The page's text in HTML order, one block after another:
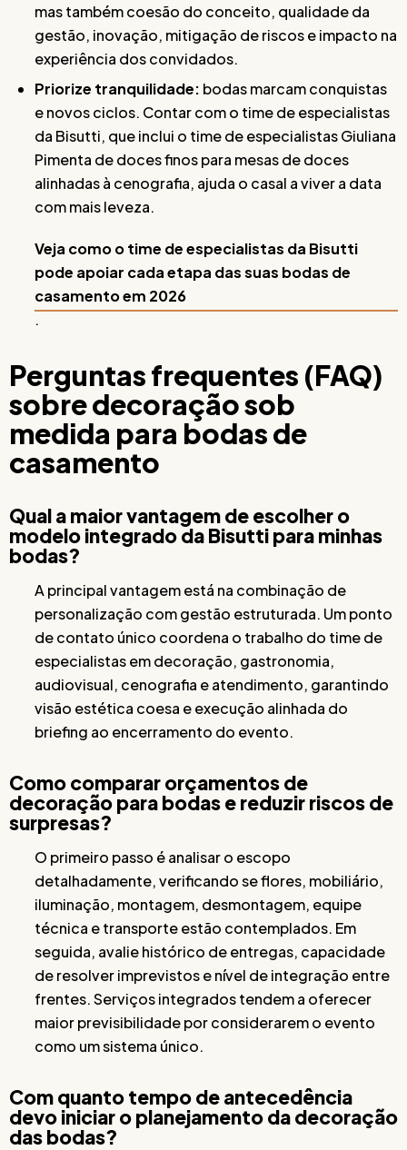
mas também coesão do conceito, qualidade da
gestão, inovação, mitigação de riscos e impacto na
experiência dos convidados.
Priorize tranquilidade: bodas marcam conquistas
e novos ciclos. Contar com o time de especialistas
da Bisutti, que inclui o time de especialistas Giuliana
Pimenta de doces finos para mesas de doces
alinhadas à cenografia, ajuda o casal a viver a data
com mais leveza.
Veja como o time de especialistas da Bisutti
pode apoiar cada etapa das suas bodas de
casamento em 2026
.
Perguntas frequentes (FAQ)
sobre decoração sob
medida para bodas de
casamento
Qual a maior vantagem de escolher o
modelo integrado da Bisutti para minhas
bodas?
A principal vantagem está na combinação de
personalização com gestão estruturada. Um ponto
de contato único coordena o trabalho do time de
especialistas em decoração, gastronomia,
audiovisual, cenografia e atendimento, garantindo
visão estética coesa e execução alinhada do
briefing ao encerramento do evento.
Como comparar orçamentos de
decoração para bodas e reduzir riscos de
surpresas?
O primeiro passo é analisar o escopo
detalhadamente, verificando se flores, mobiliário,
iluminação, montagem, desmontagem, equipe
técnica e transporte estão contemplados. Em
seguida, avalie histórico de entregas, capacidade
de resolver imprevistos e nível de integração entre
frentes. Serviços integrados tendem a oferecer
maior previsibilidade por considerarem o evento
como um sistema único.
Com quanto tempo de antecedência
devo iniciar o planejamento da decoração
das bodas?